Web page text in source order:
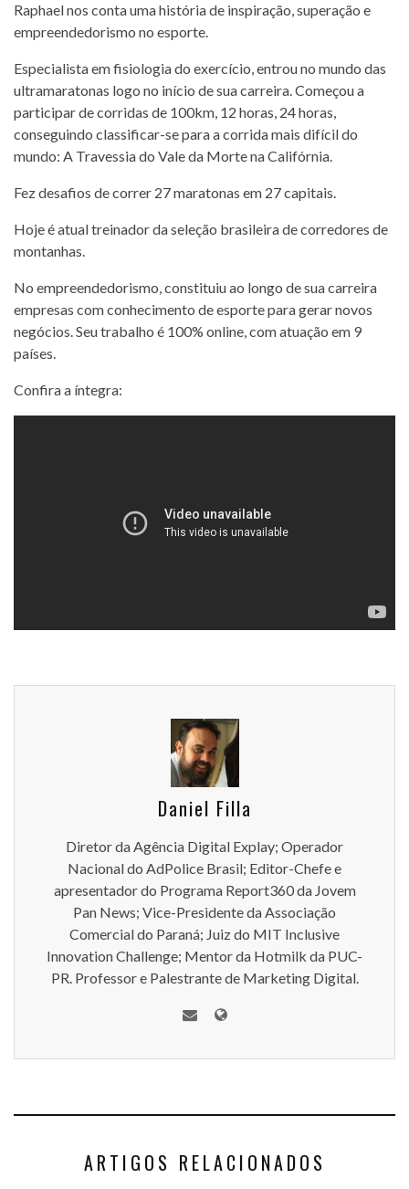
Raphael nos conta uma história de inspiração, superação e
empreendedorismo no esporte.
Especialista em fisiologia do exercício, entrou no mundo das
ultramaratonas logo no início de sua carreira. Começou a
participar de corridas de 100km, 12 horas, 24 horas,
conseguindo classificar-se para a corrida mais difícil do
mundo: A Travessia do Vale da Morte na Califórnia.
Fez desafios de correr 27 maratonas em 27 capitais.
Hoje é atual treinador da seleção brasileira de corredores de
montanhas.
No empreendedorismo, constituiu ao longo de sua carreira
empresas com conhecimento de esporte para gerar novos
negócios. Seu trabalho é 100% online, com atuação em 9
países.
Confira a íntegra:
Daniel Filla
Diretor da Agência Digital Explay; Operador
Nacional do AdPolice Brasil; Editor-Chefe e
apresentador do Programa Report360 da Jovem
Pan News; Vice-Presidente da Associação
Comercial do Paraná; Juiz do MIT Inclusive
Innovation Challenge; Mentor da Hotmilk da PUC-
PR. Professor e Palestrante de Marketing Digital.
ARTIGOS RELACIONADOS